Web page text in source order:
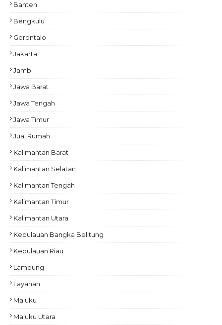
Banten
Bengkulu
Gorontalo
Jakarta
Jambi
Jawa Barat
Jawa Tengah
Jawa Timur
Jual Rumah
Kalimantan Barat
Kalimantan Selatan
Kalimantan Tengah
Kalimantan Timur
Kalimantan Utara
Kepulauan Bangka Belitung
Kepulauan Riau
Lampung
Layanan
Maluku
Maluku Utara